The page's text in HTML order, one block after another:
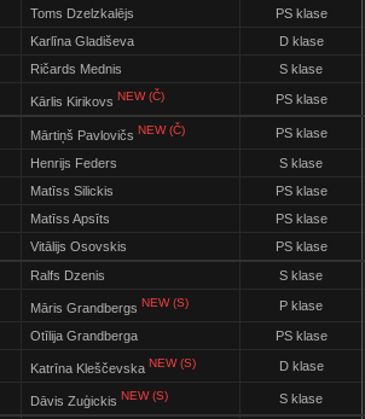
Toms Dzelzkalējs
PS klase
Karlīna Gladiševa
D klase
Ričards Mednis S klase
Kārlis Kirikovs NEW (Č) PS klase
Mārtiņš Pavlovičs NEW (Č) PS klase
Henrijs Feders
S klase
Matīss Silickis
PS klase
Matīss Apsīts
PS klase
Vitālijs Osovskis
PS klase
Ralfs Dzenis S klase
Māris Grandbergs NEW (S) P klase
Otīlija Grandberga PS klase
Katrīna Kleščevska NEW (S) D klase
Dāvis Zuģickis NEW (S) S klase